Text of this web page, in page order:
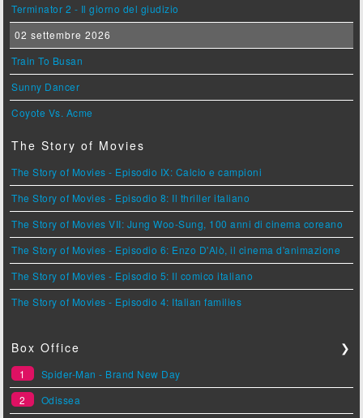
Terminator 2 - Il giorno del giudizio
02 settembre 2026
Train To Busan
Sunny Dancer
Coyote Vs. Acme
The Story of Movies
The Story of Movies - Episodio IX: Calcio e campioni
The Story of Movies - Episodio 8: Il thriller italiano
The Story of Movies VII: Jung Woo-Sung, 100 anni di cinema coreano
The Story of Movies - Episodio 6: Enzo D'Alò, il cinema d'animazione
The Story of Movies - Episodio 5: Il comico italiano
The Story of Movies - Episodio 4: Italian families
Box Office ❯
1
Spider-Man - Brand New Day
2
Odissea